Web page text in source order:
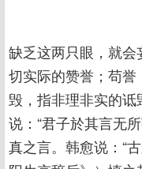
缺乏这两只眼，就
切实际的赞誉；苟
毁，指非理非实的
说：“君子於其言无
真之言。韩愈说：“